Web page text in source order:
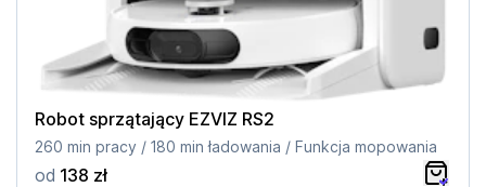
Robot sprzątający EZVIZ RS2
260 min pracy / 180 min ładowania / Funkcja mopowania
od 138 zł